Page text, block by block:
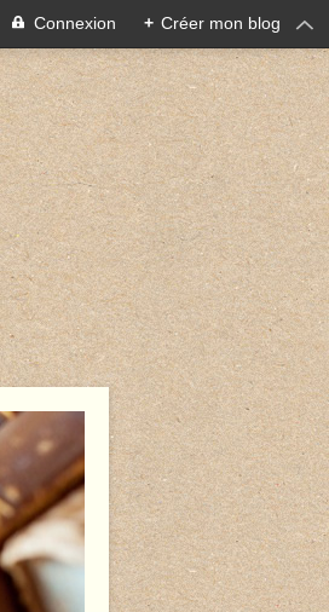
Connexion + Créer mon blog